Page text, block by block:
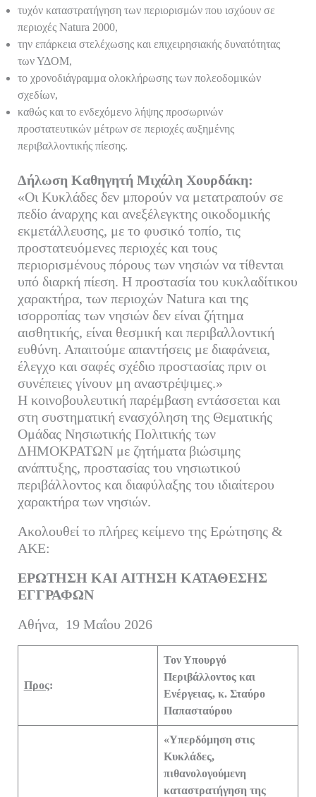
τυχόν καταστρατήγηση των περιορισμών που ισχύουν σε
περιοχές Natura 2000,
την επάρκεια στελέχωσης και επιχειρησιακής δυνατότητας
των ΥΔΟΜ,
το χρονοδιάγραμμα ολοκλήρωσης των πολεοδομικών
σχεδίων,
καθώς και το ενδεχόμενο λήψης προσωρινών
προστατευτικών μέτρων σε περιοχές αυξημένης
περιβαλλοντικής πίεσης.
Δήλωση Καθηγητή Μιχάλη Χουρδάκη:
«Οι Κυκλάδες δεν μπορούν να μετατραπούν σε
πεδίο άναρχης και ανεξέλεγκτης οικοδομικής
εκμετάλλευσης, με το φυσικό τοπίο, τις
προστατευόμενες περιοχές και τους
περιορισμένους πόρους των νησιών να τίθενται
υπό διαρκή πίεση. Η προστασία του κυκλαδίτικου
χαρακτήρα, των περιοχών Natura και της
ισορροπίας των νησιών δεν είναι ζήτημα
αισθητικής, είναι θεσμική και περιβαλλοντική
ευθύνη. Απαιτούμε απαντήσεις με διαφάνεια,
έλεγχο και σαφές σχέδιο προστασίας πριν οι
συνέπειες γίνουν μη αναστρέψιμες.»
Η κοινοβουλευτική παρέμβαση εντάσσεται και
στη συστηματική ενασχόληση της Θεματικής
Ομάδας Νησιωτικής Πολιτικής των
ΔΗΜΟΚΡΑΤΩΝ με ζητήματα βιώσιμης
ανάπτυξης, προστασίας του νησιωτικού
περιβάλλοντος και διαφύλαξης του ιδιαίτερου
χαρακτήρα των νησιών.
Ακολουθεί το πλήρες κείμενο της Ερώτησης &
ΑΚΕ:
ΕΡΩΤΗΣΗ ΚΑΙ ΑΙΤΗΣΗ ΚΑΤΑΘΕΣΗΣ
ΕΓΓΡΑΦΩΝ
Αθήνα, 19 Μαΐου 2026
Προς:
Τον Υπουργό
Περιβάλλοντος και
Ενέργειας, κ. Σταύρο
Παπασταύρου
«Υπερδόμηση στις
Κυκλάδες,
πιθανολογούμενη
καταστρατήγηση της